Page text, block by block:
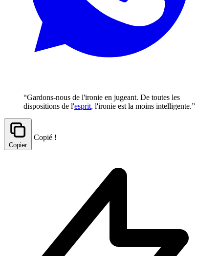
“Gardons-nous de l'ironie en jugeant. De toutes les
dispositions de l'esprit, l'ironie est la moins intelligente.”
Copier
Copié !